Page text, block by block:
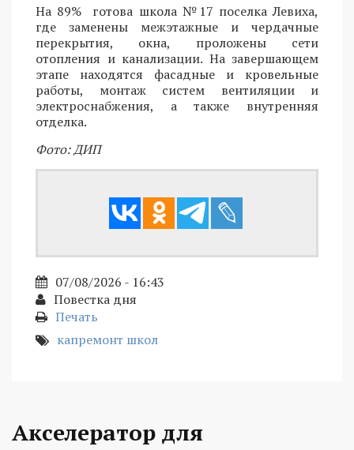
На 89% готова школа №17 поселка Левиха,
где заменены межэтажные и чердачные
перекрытия, окна, проложены сети
отопления и канализации. На завершающем
этапе находятся фасадные и кровельные
работы, монтаж систем вентиляции и
электроснабжения, а также внутренняя
отделка.
Фото: ДИП
07/08/2026 - 16:43
Повестка дня
Печать
капремонт школ
Акселератор для